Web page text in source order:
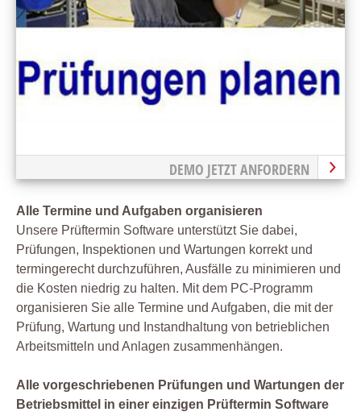
DEMO JETZT ANFORDERN
Alle Termine und Aufgaben organisieren
Unsere Prüftermin Software unterstützt Sie dabei,
Prüfungen, Inspektionen und Wartungen korrekt und
termingerecht durchzuführen, Ausfälle zu minimieren und
die Kosten niedrig zu halten. Mit dem PC-Programm
organisieren Sie alle Termine und Aufgaben, die mit der
Prüfung, Wartung und Instandhaltung von betrieblichen
Arbeitsmitteln und Anlagen zusammenhängen.
Alle vorgeschriebenen Prüfungen und Wartungen der
Betriebsmittel in einer einzigen Prüftermin Software